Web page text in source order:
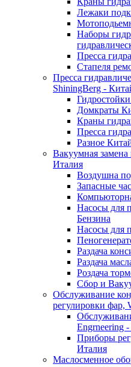
Лежаки
Наборы
Пресса
Стапеля
Пресса
ShiningBerg -
Домкраты
Краны
Пресса
Разное
Вакуумная замена
Италия
Воздушна
Запасные
Насосы для
Бензина
Насосы для
Раздача
Раздача
Роздача
Сбор и
Обслуживание
регулировки фар,
Engrneering
Приборы
Италия
Маслосменное